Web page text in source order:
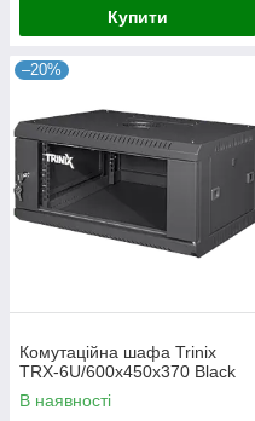
Купити
–20%
Комутаційна шафа Trinix
TRX-6U/600x450x370 Black
В наявності